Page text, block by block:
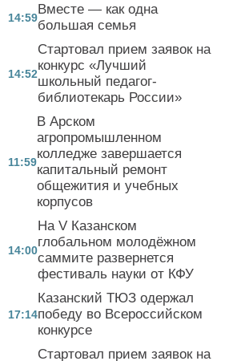
14:59
Вместе — как одна
большая семья
14:52
Стартовал прием заявок на
конкурс «Лучший
школьный педагог-
библиотекарь России»
11:59
В Арском
агропромышленном
колледже завершается
капитальный ремонт
общежития и учебных
корпусов
14:00
На V Казанском
глобальном молодёжном
саммите развернется
фестиваль науки от КФУ
17:14
Казанский ТЮЗ одержал
победу во Всероссийском
конкурсе
Стартовал прием заявок на